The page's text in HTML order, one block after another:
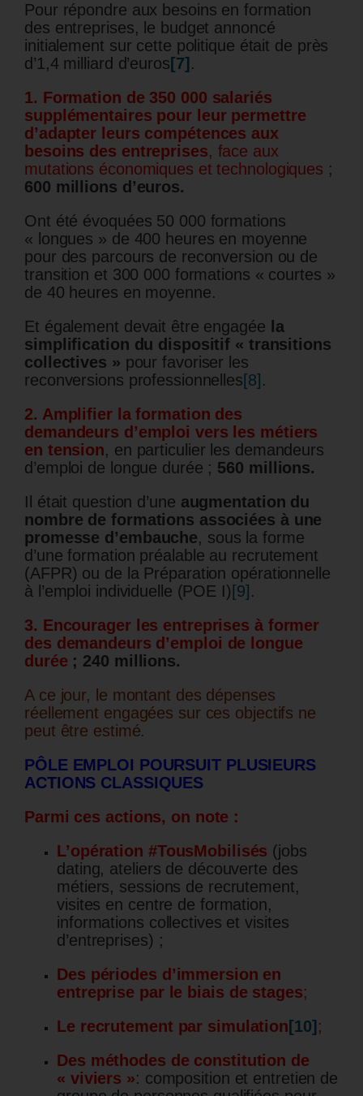
Pour répondre aux besoins en formation
des entreprises, le budget annoncé
initialement sur cette politique était de près
d’1,4 milliard d’euros [7] .
1. Formation de 350 000 salariés
supplémentaires pour leur permettre
d’adapter leurs compétences aux
besoins des entreprises, face aux
mutations économiques et technologiques ;
600 millions d’euros.
Ont été évoquées 50 000 formations
« longues » de 400 heures en moyenne
pour des parcours de reconversion ou de
transition et 300 000 formations « courtes »
de 40 heures en moyenne.
Et également devait être engagée
la
simplification du dispositif « transitions
collectives » pour favoriser les
reconversions professionnelles[8] .
2. Amplifier la formation des
demandeurs d’emploi vers les métiers
en tension, en particulier les demandeurs
d’emploi de longue durée ; 560 millions.
Il était question d’une augmentation du
nombre de formations associées à une
promesse d’embauche, sous la forme
d’une formation préalable au recrutement
(AFPR) ou de la Préparation opérationnelle
à l’emploi individuelle (POE I) [9] .
3. Encourager les entreprises à former
des demandeurs d’emploi de longue
durée ; 240 millions.
A ce jour, le montant des dépenses
réellement engagées sur ces objectifs ne
peut être estimé.
PÔLE EMPLOI POURSUIT PLUSIEURS
ACTIONS CLASSIQUES
Parmi ces actions, on note :
L’opération #TousMobilisés (jobs
dating, ateliers de découverte des
métiers, sessions de recrutement,
visites en centre de formation,
informations collectives et visites
d’entreprises) ;
Des périodes d’immersion en
entreprise par le biais de stages;
Le recrutement par simulation [10] ;
Des méthodes de constitution de
« viviers »: composition et entretien de